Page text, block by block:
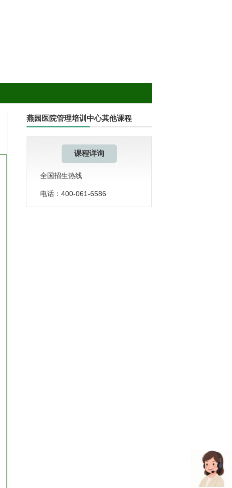
燕园医院管理培训中心其他课程
课程详询
全国招生热线
电话：400-061-6586